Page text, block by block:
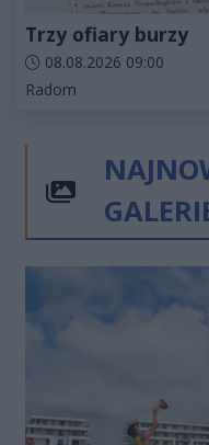
Trzy ofiary burzy
Data dodania artykułu:
08.08.2026 09:00
Kategorie artykułu:
Radom